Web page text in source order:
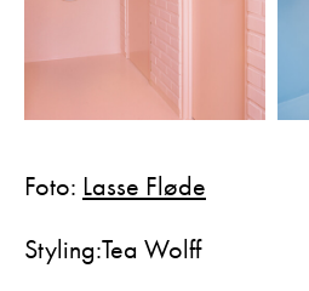
Foto: Lasse Fløde
Styling:Tea Wolff